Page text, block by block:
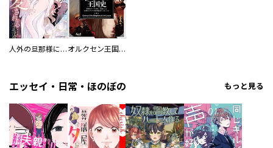
人外の旦那様に娶られ毎晩ナカまで愛される…。アンソロジー オルクセン王国史
エッセイ・日常・ほのぼの もっと見る